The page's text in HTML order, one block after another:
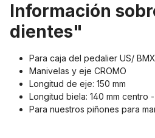
Información
dientes"
Para caja del pedalier US/
Manivelas y eje CROMO
Longitud de eje: 150 mm
Longitud biela: 140 mm
Para nuestros piñones para